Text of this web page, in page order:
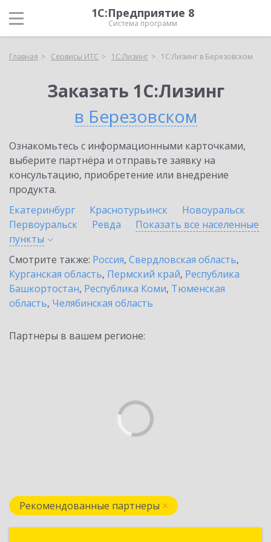
1С:Предприятие 8
Система программ
Главная Сервисы ИТС 1С:Лизинг 1С:Лизинг в Березовском
Заказать 1С:Лизинг
в Березовском
Ознакомьтесь с информационными карточками,
выберите партнёра и отправьте заявку на
консультацию, приобретение или внедрение
продукта.
Екатеринбург
Краснотурьинск
Новоуральск
Первоуральск
Ревда
Показать все населенные
пункты
Смотрите также: Россия, Свердловская область,
Курганская область, Пермский край, Республика
Башкортостан, Республика Коми, Тюменская
область, Челябинская область
Партнеры в вашем регионе:
Рекомендованные партнеры